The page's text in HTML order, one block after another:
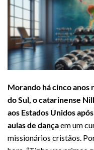
Morando há cinco anos
do Sul, o catarinense
aos Estados Unidos
aulas de dançaem um
missionários cristãos.